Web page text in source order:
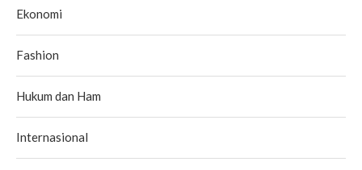
Ekonomi
Fashion
Hukum dan Ham
Internasional